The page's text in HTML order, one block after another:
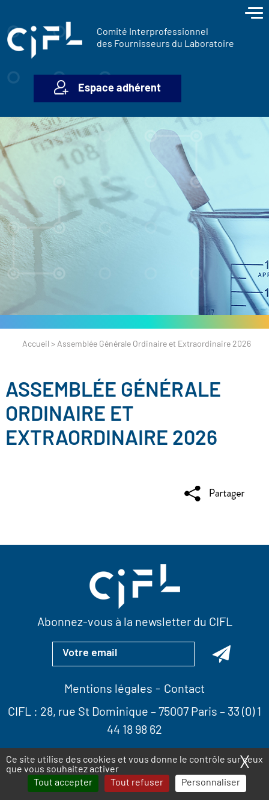
Ce site utilise des cookies et vous donne le contrôle sur ceux
que vous souhaitez activer
Tout accepter
Tout refuser Personnaliser
X
Comité Interprofessionnel
des Fournisseurs du Laboratoire
Espace adhérent
Accueil > Assemblée Générale Ordinaire et Extraordinaire 2026
ASSEMBLÉE GÉNÉRALE
ORDINAIRE ET
EXTRAORDINAIRE 2026
Abonnez-vous à la newsletter du CIFL
Mentions légales
Contact
CIFL : 28, rue St Dominique – 75007 Paris – 33 (0) 1
44 18 98 62